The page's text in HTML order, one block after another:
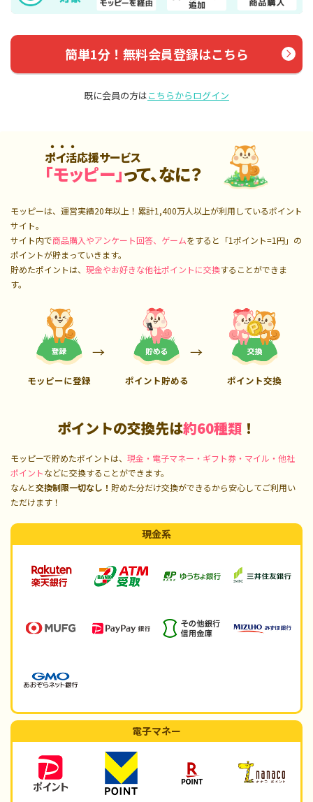
簡単1分！無料会員登録はこちら
既に会員の方はこちらからログイン
ポイ活応援サービス
「モッピー」って、なに？
モッピーは、運営実績20年以上！累計1,400万人以上が利用しているポイント
サイト。
サイト内で商品購入やアンケート回答、ゲームをすると「1ポイント=1円」の
ポイントが貯まっていきます。
貯めたポイントは、 現金やお好きな他社ポイントに交換することができま
す。
モッピーに登録 ポイント貯める ポイント交換
ポイントの交換先は約60種類 ！
モッピーで貯めたポイントは、 現金・電子マネー・ギフト券・マイル・他社
ポイントなどに交換することができます。
なんと交換制限一切なし！ 貯めた分だけ交換ができるから安心してご利用い
ただけます！
現金系
電子マネー